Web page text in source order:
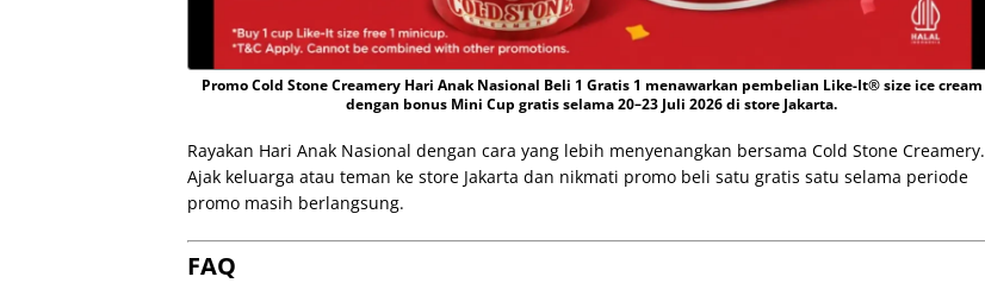
Promo Cold Stone Creamery Hari Anak Nasional Beli 1 Gratis 1 menawarkan pembelian Like-It® size ice cream
dengan bonus Mini Cup gratis selama 20–23 Juli 2026 di store Jakarta.
Rayakan Hari Anak Nasional dengan cara yang lebih menyenangkan bersama Cold Stone Creamery.
Ajak keluarga atau teman ke store Jakarta dan nikmati promo beli satu gratis satu selama periode
promo masih berlangsung.
FAQ